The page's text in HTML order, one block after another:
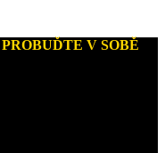
PROBUĎTE V SOBĚ